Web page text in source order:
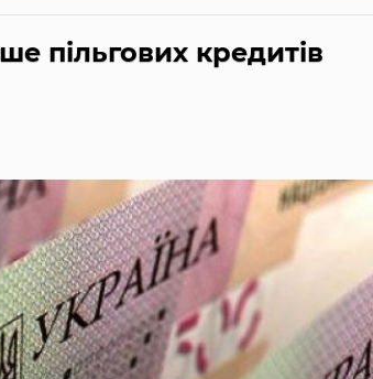
пільгових кредитів